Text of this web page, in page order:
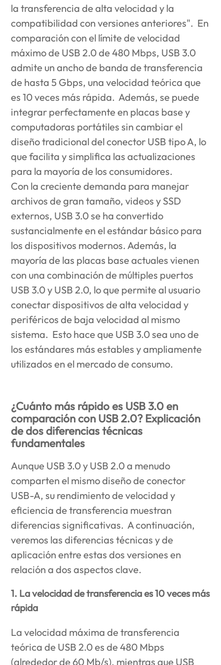
la transferencia de alta velocidad y la
compatibilidad con versiones anteriores". En
comparación con el límite de velocidad
máximo de USB 2.0 de 480 Mbps, USB 3.0
admite un ancho de banda de transferencia
de hasta 5 Gbps, una velocidad teórica que
es 10 veces más rápida. Además, se puede
integrar perfectamente en placas base y
computadoras portátiles sin cambiar el
diseño tradicional del conector USB tipo A, lo
que facilita y simplifica las actualizaciones
para la mayoría de los consumidores.
Con la creciente demanda para manejar
archivos de gran tamaño, videos y SSD
externos, USB 3.0 se ha convertido
sustancialmente en el estándar básico para
los dispositivos modernos. Además, la
mayoría de las placas base actuales vienen
con una combinación de múltiples puertos
USB 3.0 y USB 2.0, lo que permite al usuario
conectar dispositivos de alta velocidad y
periféricos de baja velocidad al mismo
sistema. Esto hace que USB 3.0 sea uno de
los estándares más estables y ampliamente
utilizados en el mercado de consumo.
¿Cuánto más rápido es USB 3.0 en
comparación con USB 2.0? Explicación
de dos diferencias técnicas
fundamentales
Aunque USB 3.0 y USB 2.0 a menudo
comparten el mismo diseño de conector
USB-A, su rendimiento de velocidad y
eficiencia de transferencia muestran
diferencias significativas. A continuación,
veremos las diferencias técnicas y de
aplicación entre estas dos versiones en
relación a dos aspectos clave.
1. La velocidad de transferencia es 10 veces más
rápida
La velocidad máxima de transferencia
teórica de USB 2.0 es de 480 Mbps
(alrededor de 60 Mb/s), mientras que USB